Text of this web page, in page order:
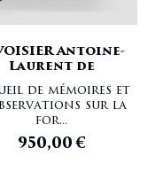
Antoine-
Laurent de
de mémoires et
sur la
for...
950,00€